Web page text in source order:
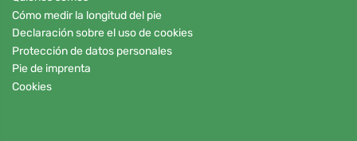
Cómo medir la longitud del pie
Declaración sobre el uso de cookies
Protección de datos personales
Pie de imprenta
Cookies